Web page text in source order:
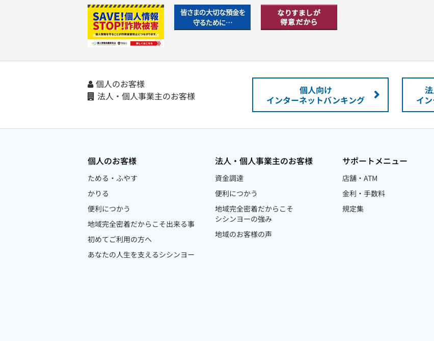
個人のお客様
法人・個人事業主のお客様
個人向け
インターネットバンキング
イ
個人のお客様
ためる・ふやす
かりる
便利につかう
地域完全密着だからこそ出来る事
初めてご利用の方へ
あなたの人生を支えるシシンヨー
法人・個人事業主のお客様
資金調達
便利につかう
地域完全密着だからこそ
シシンヨーの強み
地域のお客様の声
サポートメニュー
店舗・ATM
金利・手数料
規定集